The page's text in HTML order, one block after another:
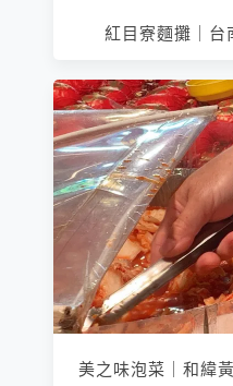
紅目寮麵攤｜台
美之味泡菜｜和緯